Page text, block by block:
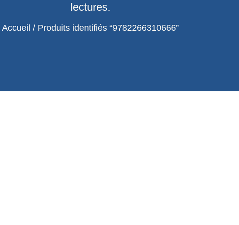
lectures.
Accueil / Produits identifiés “9782266310666”